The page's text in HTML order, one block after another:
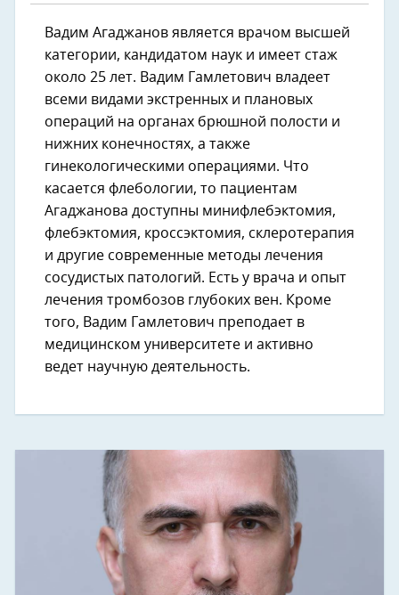
Вадим Агаджанов является врачом высшей
категории, кандидатом наук и имеет стаж
около 25 лет. Вадим Гамлетович владеет
всеми видами экстренных и плановых
операций на органах брюшной полости и
нижних конечностях, а также
гинекологическими операциями. Что
касается флебологии, то пациентам
Агаджанова доступны минифлебэктомия,
флебэктомия, кроссэктомия, склеротерапия
и другие современные методы лечения
сосудистых патологий. Есть у врача и опыт
лечения тромбозов глубоких вен. Кроме
того, Вадим Гамлетович преподает в
медицинском университете и активно
ведет научную деятельность.